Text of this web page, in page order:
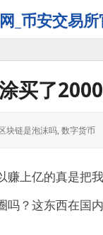
_币安交易
买了
块链是泡沫吗,数字货币
赚上亿的真是把
吗？这东西在国